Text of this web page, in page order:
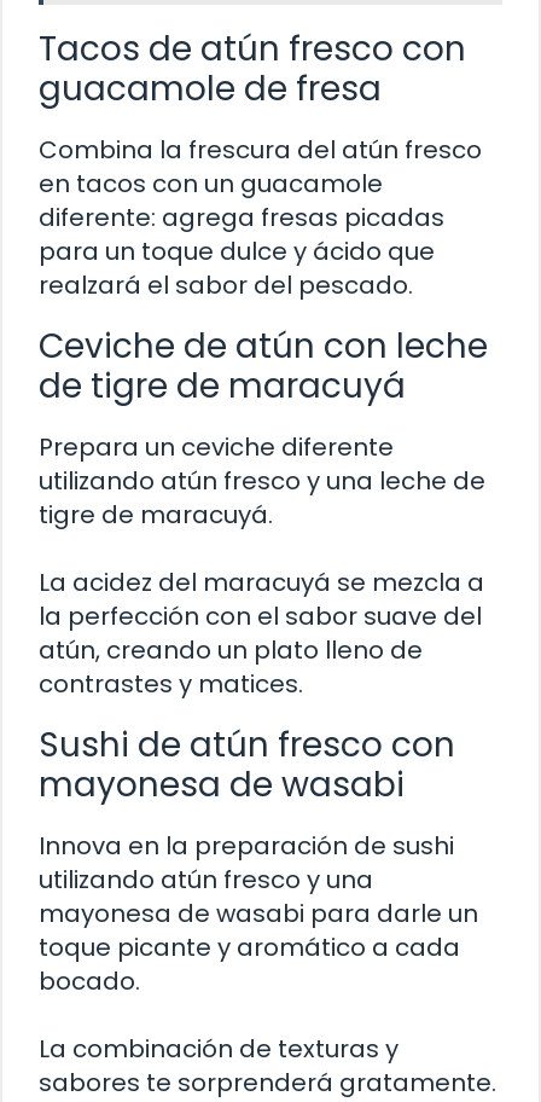
Tacos de atún fresco con
guacamole de fresa
Combina la frescura del atún fresco
en tacos con un guacamole
diferente: agrega fresas picadas
para un toque dulce y ácido que
realzará el sabor del pescado.
Ceviche de atún con leche
de tigre de maracuyá
Prepara un ceviche diferente
utilizando atún fresco y una leche de
tigre de maracuyá.
La acidez del maracuyá se mezcla a
la perfección con el sabor suave del
atún, creando un plato lleno de
contrastes y matices.
Sushi de atún fresco con
mayonesa de wasabi
Innova en la preparación de sushi
utilizando atún fresco y una
mayonesa de wasabi para darle un
toque picante y aromático a cada
bocado.
La combinación de texturas y
sabores te sorprenderá gratamente.